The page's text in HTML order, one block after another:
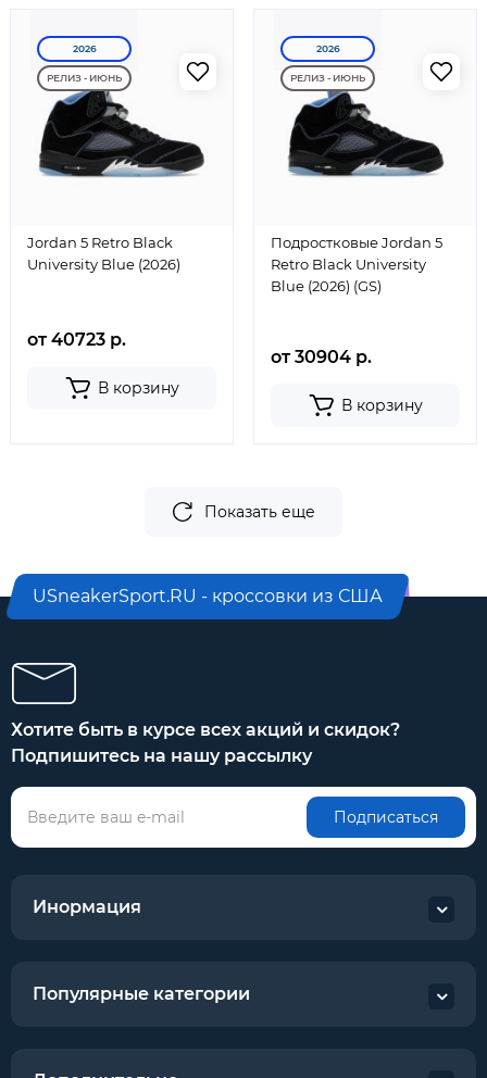
2026
РЕЛИЗ - ИЮНЬ
Jordan 5 Retro Black
University Blue (2026)
от 40723 р.
В корзину
2026
РЕЛИЗ - ИЮНЬ
Подростковые Jordan 5
Retro Black University
Blue (2026) (GS)
от 30904 р.
В корзину
Показать еще
USneakerSport.RU - кроссовки из США
Хотите быть в курсе всех акций и скидок?
Подпишитесь на нашу рассылку
Подписаться
Инормация
Популярные категории